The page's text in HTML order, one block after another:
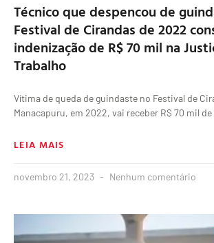
Técnico que despencou de
Festival de Cirandas de 2022
indenização de R$ 70 mil na
Trabalho
Vítima de queda de guindaste no Festival de
Manacapuru, em 2022, vai receber R$ 70 mil de
LEIA MAIS
novembro 21, 2023 Nenhum comentário